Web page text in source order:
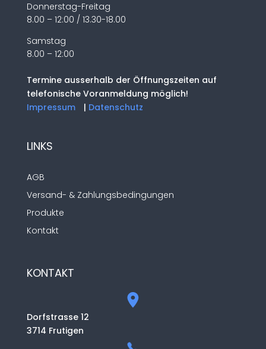
Donnerstag-Freitag
8.00 – 12:00 / 13.30-18.00
Samstag
8.00 – 12:00
Termine ausserhalb der Öffnungszeiten auf
telefonische Voranmeldung möglich!
Impressum
| Datenschutz
LINKS
AGB
Versand- & Zahlungsbedingungen
Produkte
Kontakt
KONTAKT
Dorfstrasse 12
3714 Frutigen